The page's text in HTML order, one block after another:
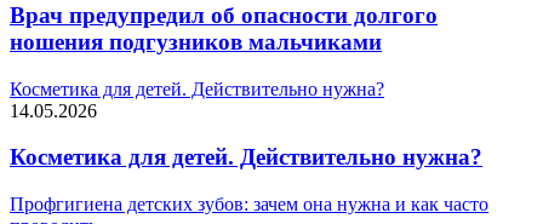
Врач предупредил об опасности долгого
ношения подгузников мальчиками
Косметика для детей. Действительно нужна?
14.05.2026
Косметика для детей. Действительно нужна?
Профгигиена детских зубов: зачем она нужна и как часто